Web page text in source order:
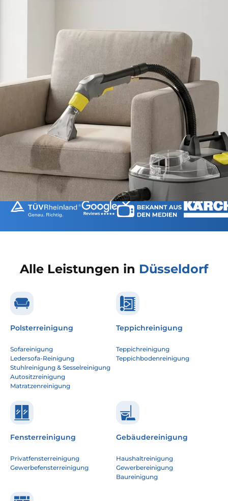
Alle Leistungen in Düsseldorf
Polsterreinigung
Sofareinigung
Ledersofa-Reinigung
Stuhlreinigung & Sesselreinigung
Autositzreinigung
Matratzenreinigung
Teppichreinigung
Teppichreinigung
Teppichbodenreinigung
Fensterreinigung
Privatfensterreinigung
Gewerbefensterreinigung
Gebäudereinigung
Haushaltreinigung
Gewerbereinigung
Baureinigung